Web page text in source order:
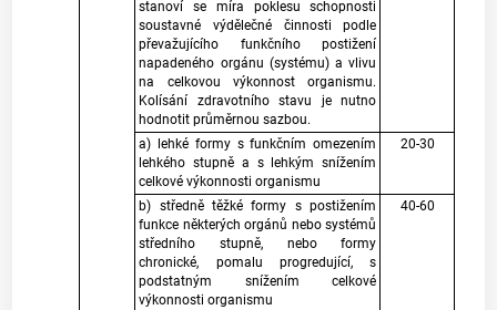
stanoví se míra poklesu schopnosti
soustavné výdělečné činnosti podle
převažujícího funkčního postižení
napadeného orgánu (systému) a vlivu
na celkovou výkonnost organismu.
Kolísání zdravotního stavu je nutno
hodnotit průměrnou sazbou.
a) lehké formy s funkčním omezením
lehkého stupně a s lehkým snížením
celkové výkonnosti organismu
20-30
b) středně těžké formy s postižením
funkce některých orgánů nebo systémů
středního stupně, nebo formy
chronické, pomalu progredující, s
podstatným snížením celkové
výkonnosti organismu
40-60